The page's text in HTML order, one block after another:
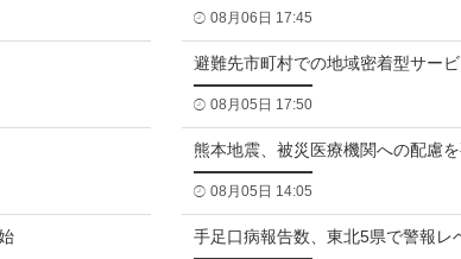
08月06日 17:45
避難先市町村での地域密着型サー
08月05日 17:50
熊本地震、被災医療機関への配慮
08月05日 14:05
手足口病報告数、東北5県で警報レ